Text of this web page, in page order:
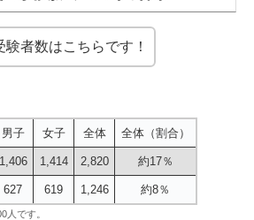
験者数はこちらです！
男子 女子 全体 全体（割合）
1,406 1,414 2,820 約17％
627 619 1,246 約8％
人です。